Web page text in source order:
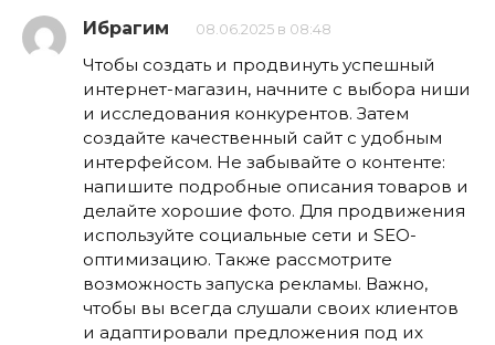
Ибрагим 08.06.2025 в 08:48
Чтобы создать и продвинуть успешный
интернет-магазин, начните с выбора ниши
и исследования конкурентов. Затем
создайте качественный сайт с удобным
интерфейсом. Не забывайте о контенте:
напишите подробные описания товаров и
делайте хорошие фото. Для продвижения
используйте социальные сети и SEO-
оптимизацию. Также рассмотрите
возможность запуска рекламы. Важно,
чтобы вы всегда слушали своих клиентов
и адаптировали предложения под их